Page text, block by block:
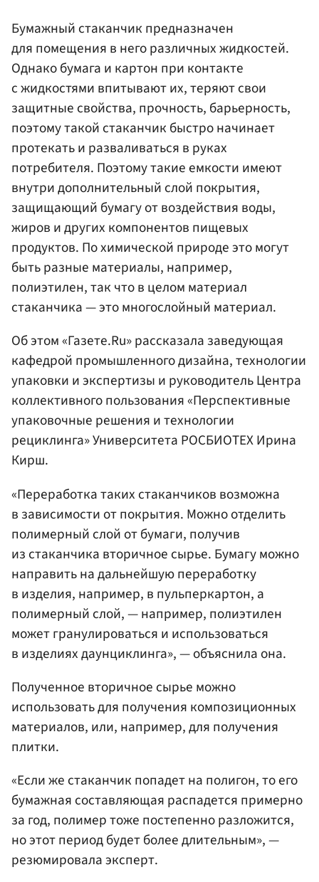
Бумажный стаканчик предназначен
для помещения в него различных жидкостей.
Однако бумага и картон при контакте
с жидкостями впитывают их, теряют свои
защитные свойства, прочность, барьерность,
поэтому такой стаканчик быстро начинает
протекать и разваливаться в руках
потребителя. Поэтому такие емкости имеют
внутри дополнительный слой покрытия,
защищающий бумагу от воздействия воды,
жиров и других компонентов пищевых
продуктов. По химической природе это могут
быть разные материалы, например,
полиэтилен, так что в целом материал
стаканчика — это многослойный материал.
Об этом «Газете.Ru» рассказала заведующая
кафедрой промышленного дизайна, технологии
упаковки и экспертизы и руководитель Центра
коллективного пользования «Перспективные
упаковочные решения и технологии
рециклинга» Университета РОСБИОТЕХ Ирина
Кирш.
«Переработка таких стаканчиков возможна
в зависимости от покрытия. Можно отделить
полимерный слой от бумаги, получив
из стаканчика вторичное сырье. Бумагу можно
направить на дальнейшую переработку
в изделия, например, в пульперкартон, а
полимерный слой, — например, полиэтилен
может гранулироваться и использоваться
в изделиях даунциклинга», — объяснила она.
Полученное вторичное сырье можно
использовать для получения композиционных
материалов, или, например, для получения
плитки.
«Если же стаканчик попадет на полигон, то его
бумажная составляющая распадется примерно
за год, полимер тоже постепенно разложится,
но этот период будет более длительным», —
резюмировала эксперт.